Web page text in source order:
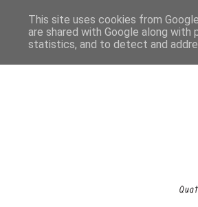
This site uses cookies from
are shared with Google along
statistics, and to detect and